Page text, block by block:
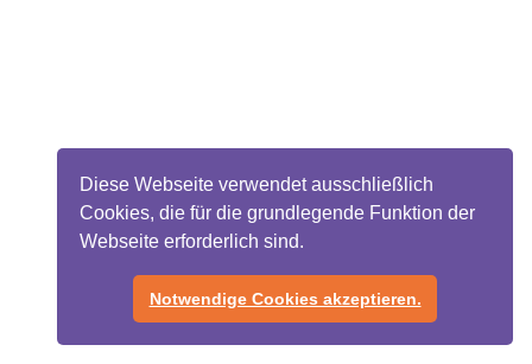
Diese Webseite verwendet ausschließlich
Cookies, die für die grundlegende Funktion der
Webseite erforderlich sind.
Notwendige Cookies akzeptieren.